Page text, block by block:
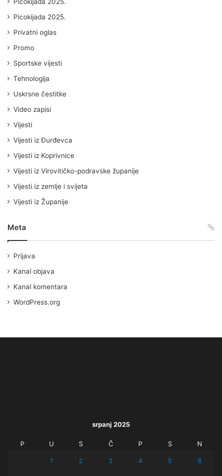
Picokijada 2025.
Picokijada 2025.
Privatni oglas
Promo
Sportske vijesti
Tehnologija
Uskrsne čestitke
Video zapisi
Vijesti
Vijesti iz Đurđevca
Vijesti iz Koprivnice
Vijesti iz Virovitičko-podravske županije
Vijesti iz zemlje i svijeta
Vijesti iz Županije
Meta
Prijava
Kanal objava
Kanal komentara
WordPress.org
srpanj 2025
P U S Č P S N
1 2 3 4 5 6